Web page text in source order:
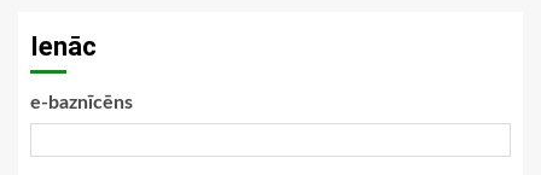
Ienāc
e-baznīcēns